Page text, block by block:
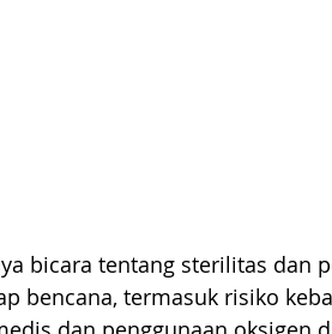
bicara tentang sterilitas dan
bencana, termasuk risiko